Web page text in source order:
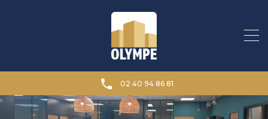
02 40 94 86 81